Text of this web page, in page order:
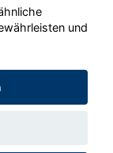
- 2026
und